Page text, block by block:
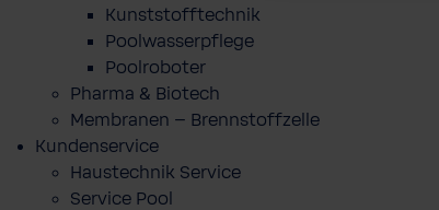
Kunststofftechnik
Poolwasserpflege
Poolroboter
Pharma & Biotech
Membranen – Brennstoffzelle
Kundenservice
Haustechnik Service
Service Pool